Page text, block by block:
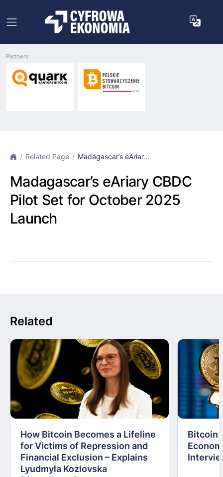
Partners:
Related Page Madagascar’s eAriar...
Madagascar’s eAriary CBDC
Pilot Set for October 2025
Launch
Related
How Bitcoin Becomes a Lifeline
for Victims of Repression and
Financial Exclusion – Explains
Lyudmyla Kozlovska
Bitcoin: